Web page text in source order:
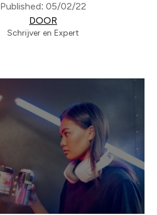
Published: 05/02/22
DOOR
Schrijver en Expert